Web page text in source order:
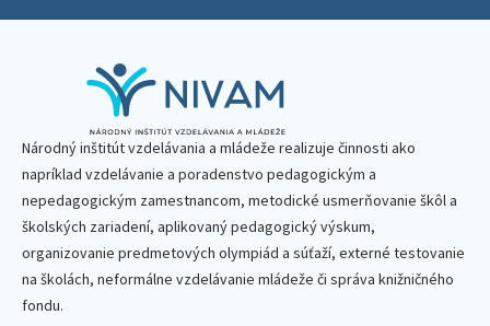
Národný inštitút vzdelávania a mládeže realizuje činnosti ako
napríklad vzdelávanie a poradenstvo pedagogickým a
nepedagogickým zamestnancom, metodické usmerňovanie škôl a
školských zariadení, aplikovaný pedagogický výskum,
organizovanie predmetových olympiád a súťaží, externé testovanie
na školách, neformálne vzdelávanie mládeže či správa knižničného
fondu.